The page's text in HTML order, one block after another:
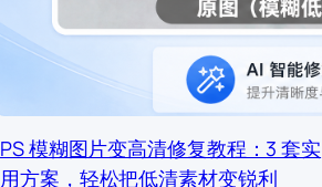
PS 模糊图片变高清修复教程：3 套实
用方案，轻松把低清素材变锐利